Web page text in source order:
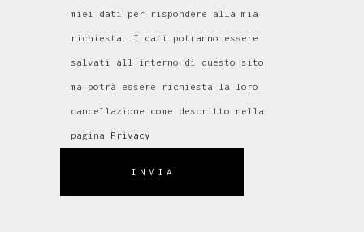
miei dati per rispondere alla mia
richiesta. I dati potranno essere
salvati all'interno di questo sito
ma potrà essere richiesta la loro
cancellazione come descritto nella
pagina Privacy
INVIA